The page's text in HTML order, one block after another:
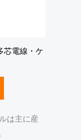
電線・ケ
は主に産